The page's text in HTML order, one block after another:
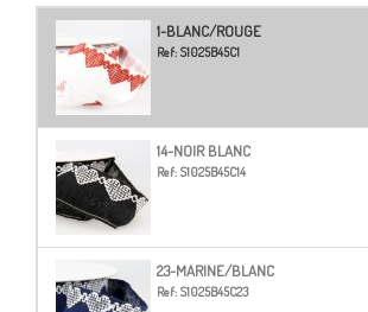
1-BLANC/ROUGE
Ref: S1025B45C1
14-NOIR BLANC
Ref: S1025B45C14
23-MARINE/BLANC
Ref: S1025B45C23